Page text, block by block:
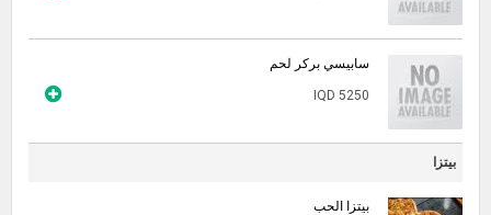
سابيسي بركر لحم
IQD 5250
بيتزا
بيتزا الحب